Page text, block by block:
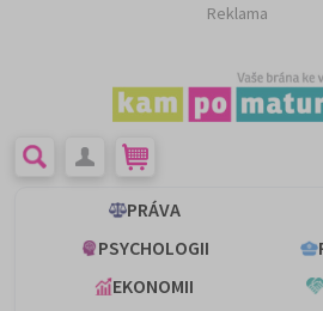
Reklama
PRÁVA
PSYCHOLOGII
EKONOMII